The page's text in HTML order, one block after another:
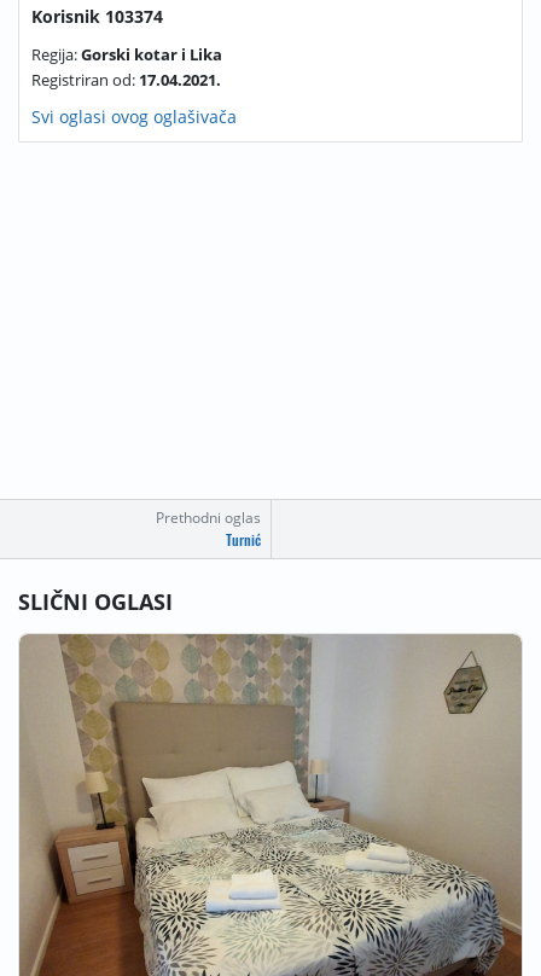
Prethodni oglas
Turnić
Korisnik 103374
Regija:Gorski kotar i Lika
Registriran od: 17.04.2021.
Svi oglasi ovog oglašivača
SLIČNI OGLASI